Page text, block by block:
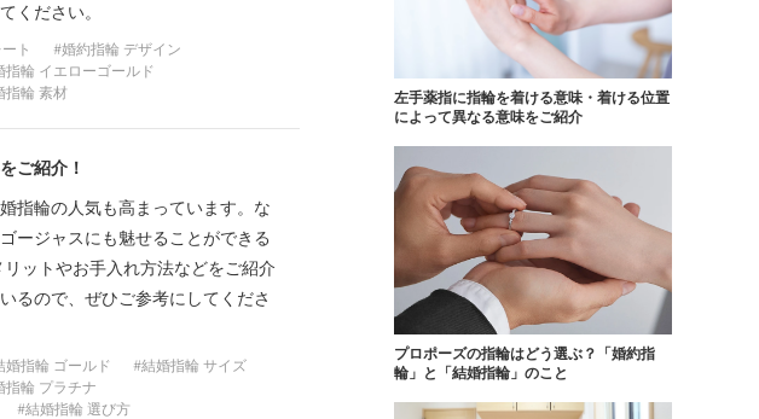
ください。
ト
婚約指輪 デザイン
指輪 イエローゴールド
指輪 素材
ご紹介！
指輪の人気も高まっています。な
ージャスにも魅せることができる
ットやお手入れ方法などをご紹介
るので、ぜひご参考にしてくださ
婚指輪 ゴールド
結婚指輪 サイズ
指輪 プラチナ
結婚指輪 選び方
左手薬指に指輪を着ける意味・着ける位置
によって異なる意味をご紹介
プロポーズの指輪はどう選ぶ？「婚約指
輪」と「結婚指輪」のこと